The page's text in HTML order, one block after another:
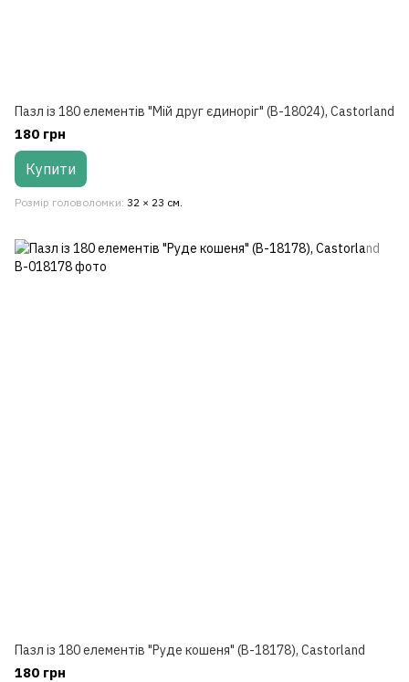
Пазл із 180 елементів "Мій друг єдиноріг" (B-18024), Castorland
180 грн
Купити
Розмір головоломки 32 × 23 см.
Пазл із 180 елементів "Руде кошеня" (B-18178), Castorland
180 грн